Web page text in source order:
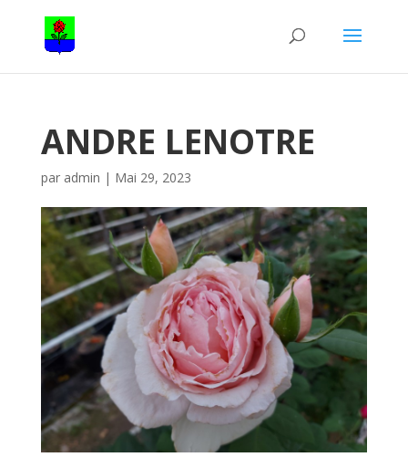
ANDRE LENOTRE
par admin | Mai 29, 2023